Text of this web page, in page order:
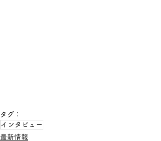
タグ：
インタビュー
最新情報